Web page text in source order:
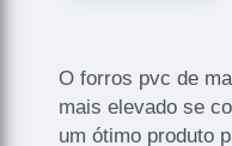
O forros pvc de
mais elevado se
um ótimo produto